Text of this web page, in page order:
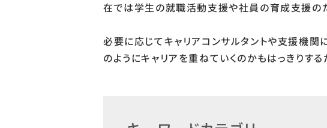
在では学生の就職活動支援や社員の育成支援の
必要に応じてキャリアコンサルタントや支援機関
のようにキャリアを重ねていくのかもはっきりする